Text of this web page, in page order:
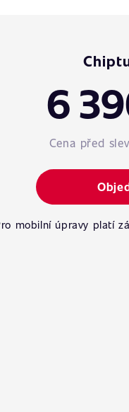
6
Cena před
mobilní úpravy platí